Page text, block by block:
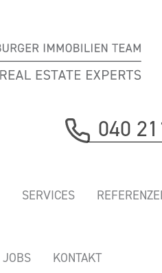
040
SERVICES
JOBS KONTAKT